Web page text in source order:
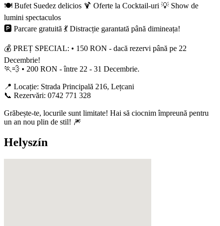
🍽️ Bufet Suedez delicios 🍹 Oferte la Cocktail-uri 💡 Show de
lumini spectaculos
🅿️ Parcare gratuită 💃 Distracție garantată până dimineața!
💰 PREȚ SPECIAL: • 150 RON - dacă rezervi până pe 22
Decembrie!
🏃💨 • 200 RON - între 22 - 31 Decembrie.
📍 Locație: Strada Principală 216, Lețcani
📞 Rezervări: 0742 771 328
Grăbește-te, locurile sunt limitate! Hai să ciocnim împreună pentru
un an nou plin de stil! 🎆
Helyszín